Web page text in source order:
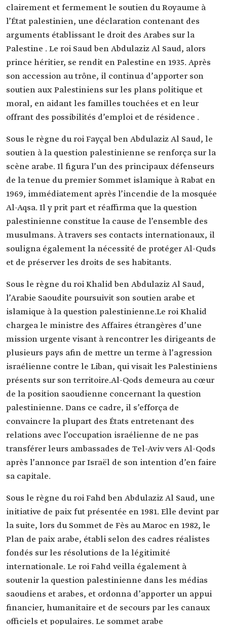
clairement et fermement le soutien du Royaume à
l’État palestinien, une déclaration contenant des
arguments établissant le droit des Arabes sur la
Palestine . Le roi Saud ben Abdulaziz Al Saud, alors
prince héritier, se rendit en Palestine en 1935. Après
son accession au trône, il continua d’apporter son
soutien aux Palestiniens sur les plans politique et
moral, en aidant les familles touchées et en leur
offrant des possibilités d’emploi et de résidence .
Sous le règne du roi Fayçal ben Abdulaziz Al Saud, le
soutien à la question palestinienne se renforça sur la
scène arabe. Il figura l’un des principaux défenseurs
de la tenue du premier Sommet islamique à Rabat en
1969, immédiatement après l’incendie de la mosquée
Al-Aqsa. Il y prit part et réaffirma que la question
palestinienne constitue la cause de l’ensemble des
musulmans. À travers ses contacts internationaux, il
souligna également la nécessité de protéger Al-Quds
et de préserver les droits de ses habitants.
Sous le règne du roi Khalid ben Abdulaziz Al Saud,
l’Arabie Saoudite poursuivit son soutien arabe et
islamique à la question palestinienne.Le roi Khalid
chargea le ministre des Affaires étrangères d’une
mission urgente visant à rencontrer les dirigeants de
plusieurs pays afin de mettre un terme à l’agression
israélienne contre le Liban, qui visait les Palestiniens
présents sur son territoire.Al-Qods demeura au cœur
de la position saoudienne concernant la question
palestinienne. Dans ce cadre, il s’efforça de
convaincre la plupart des États entretenant des
relations avec l’occupation israélienne de ne pas
transférer leurs ambassades de Tel-Aviv vers Al-Qods
après l’annonce par Israël de son intention d’en faire
sa capitale.
Sous le règne du roi Fahd ben Abdulaziz Al Saud, une
initiative de paix fut présentée en 1981. Elle devint par
la suite, lors du Sommet de Fès au Maroc en 1982, le
Plan de paix arabe, établi selon des cadres réalistes
fondés sur les résolutions de la légitimité
internationale. Le roi Fahd veilla également à
soutenir la question palestinienne dans les médias
saoudiens et arabes, et ordonna d’apporter un appui
financier, humanitaire et de secours par les canaux
officiels et populaires. Le sommet arabe